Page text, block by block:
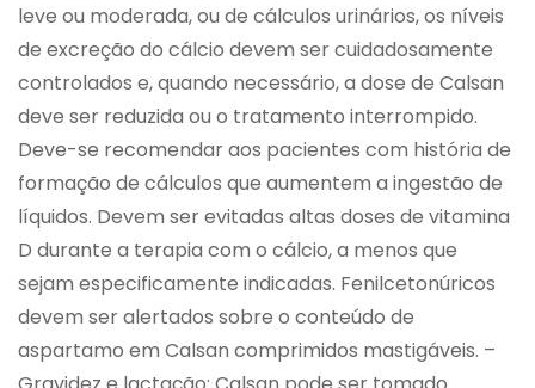
leve ou moderada, ou de cálculos urinários, os níveis
de excreção do cálcio devem ser cuidadosamente
controlados e, quando necessário, a dose de Calsan
deve ser reduzida ou o tratamento interrompido.
Deve-se recomendar aos pacientes com história de
formação de cálculos que aumentem a ingestão de
líquidos. Devem ser evitadas altas doses de vitamina
D durante a terapia com o cálcio, a menos que
sejam especificamente indicadas. Fenilcetonúricos
devem ser alertados sobre o conteúdo de
aspartamo em Calsan comprimidos mastigáveis. –